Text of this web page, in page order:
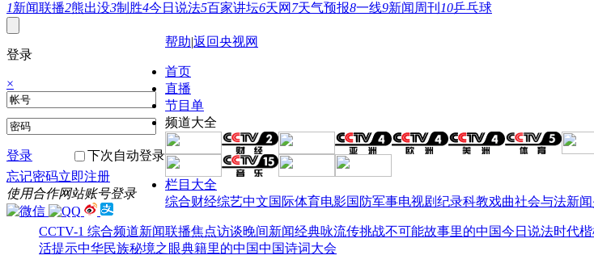
1新闻联播2熊出没3制胜4今日说法5百家讲坛6天网 7天气预报8一线9新闻周刊 10乒乓球
登录
×
登录
下次自动登录
忘记密码立即注册
使用合作网站账号登录
帮助|返回央视网
首页
直播
节目单
频道大全
栏目大全
综合财经综艺中文国际体育电影国防军事电视剧纪录科教戏曲社会与法新闻
CCTV-1 综合频道新闻联播焦点访谈晚间新闻经典咏流传挑战不可能故事里的中国今日说法时代
活提示中华民族秘境之眼典籍里的中国中国诗词大会